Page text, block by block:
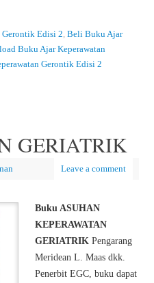
Gerontik Edisi 2 Beli Buku Ajar
Buku Ajar Keperawatan
Gerontik Edisi 2
GERIATRIK
Leave a comment
Buku ASUHAN
KEPERAWATAN
GERIATRIK Pengarang
Meridean L. Maas dkk.
Penerbit EGC, buku dapat